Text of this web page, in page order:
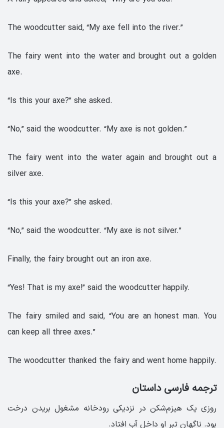
The woodcutter said, “My axe fell into the river.”
The fairy went into the water and brought out a golden
axe.
“Is this your axe?” she asked.
“No,” said the woodcutter. “My axe is not golden.”
The fairy went into the water again and brought out a
silver axe.
“Is this your axe?” she asked.
“No,” said the woodcutter. “My axe is not silver.”
Finally, the fairy brought out an iron axe.
“Yes! That is my axe!” said the woodcutter happily.
The fairy smiled and said, “You are an honest man. You
can keep all three axes.”
The woodcutter thanked the fairy and went home happily.
ترجمه فارسی داستان
روزی یک هیزم‌شکن در نزدیکی رودخانه مشغول بریدن درخت
بود. ناگهان تبر او داخل آب افتاد.